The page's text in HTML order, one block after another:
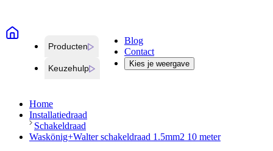
Producten
Keuzehulp
Blog
Contact
Kies je weergave
Home
Installatiedraad
Schakeldraad
Waskönig+Walter schakeldraad 1.5mm2 10 meter